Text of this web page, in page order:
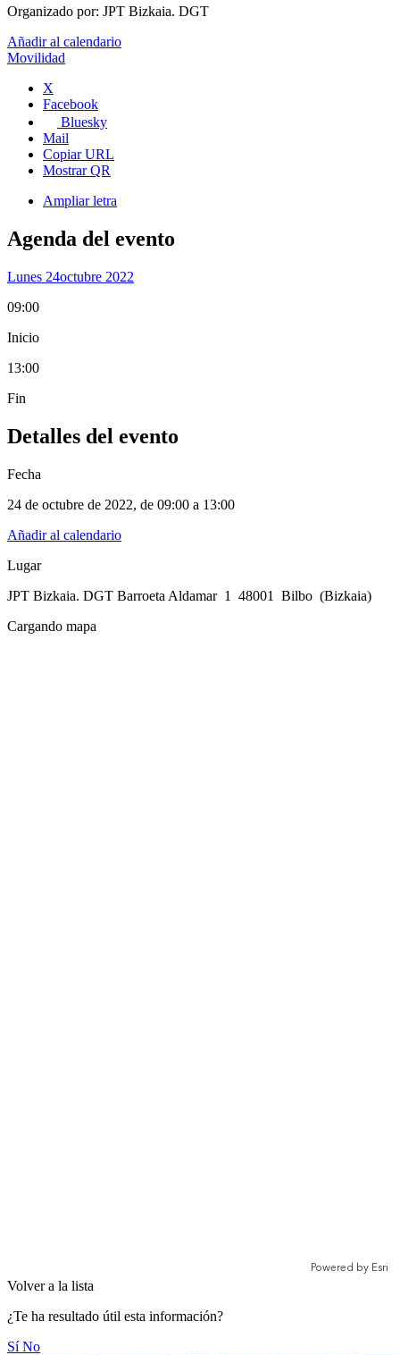
Organizado por: JPT Bizkaia. DGT
Añadir al calendario
Movilidad
X
Facebook
Bluesky
Mail
Copiar URL
Mostrar QR
Ampliar letra
Agenda del evento
Lunes 24Octubre 2022
09:00
Inicio
13:00
Fin
Detalles del evento
Fecha
24 de octubre de 2022, de 09:00 a 13:00
Añadir al calendario
Lugar
JPT Bizkaia. DGT Barroeta Aldamar 1 48001 Bilbo (Bizkaia)
Cargando mapa
Volver a la lista
¿Te ha resultado útil esta información?
SíNo